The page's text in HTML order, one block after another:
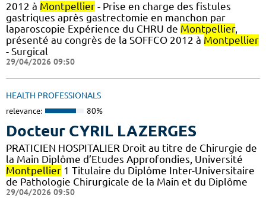
2012 à Montpellier - Prise en charge des fistules
gastriques après gastrectomie en manchon par
laparoscopie Expérience du CHRU de Montpellier,
présenté au congrès de la SOFFCO 2012 à Montpellier
- Surgical
29/04/2026 09:50
HEALTH PROFESSIONALS
relevance: 80%
Docteur CYRIL LAZERGES
PRATICIEN HOSPITALIER Droit au titre de Chirurgie de
la Main Diplôme d’Etudes Approfondies, Université
Montpellier 1 Titulaire du Diplôme Inter-Universitaire
de Pathologie Chirurgicale de la Main et du Diplôme
29/04/2026 09:50